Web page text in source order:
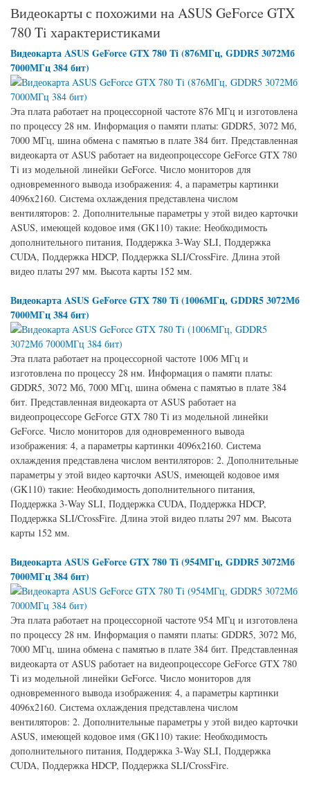
Видеокарты с похожими на ASUS GeForce GTX
780 Ti характеристиками
Видеокарта ASUS GeForce GTX 780 Ti (876МГц, GDDR5 3072Мб
7000МГц 384 бит)
Эта плата работает на процессорной частоте 876 МГц и изготовлена
по процессу 28 нм. Информация о памяти платы: GDDR5, 3072 Мб,
7000 МГц, шина обмена с памятью в плате 384 бит. Представленная
видеокарта от ASUS работает на видеопроцессоре GeForce GTX 780
Ti из модельной линейки GeForce. Число мониторов для
одновременного вывода изображения: 4, а параметры картинки
4096x2160. Система охлаждения представлена числом
вентиляторов: 2. Дополнительные параметры у этой видео карточки
ASUS, имеющей кодовое имя (GK110) такие: Необходимость
дополнительного питания, Поддержка 3-Way SLI, Поддержка
CUDA, Поддержка HDCP, Поддержка SLI/CrossFire. Длина этой
видео платы 297 мм. Высота карты 152 мм.
Видеокарта ASUS GeForce GTX 780 Ti (1006МГц, GDDR5 3072Мб
7000МГц 384 бит)
Эта плата работает на процессорной частоте 1006 МГц и
изготовлена по процессу 28 нм. Информация о памяти платы:
GDDR5, 3072 Мб, 7000 МГц, шина обмена с памятью в плате 384
бит. Представленная видеокарта от ASUS работает на
видеопроцессоре GeForce GTX 780 Ti из модельной линейки
GeForce. Число мониторов для одновременного вывода
изображения: 4, а параметры картинки 4096x2160. Система
охлаждения представлена числом вентиляторов: 2. Дополнительные
параметры у этой видео карточки ASUS, имеющей кодовое имя
(GK110) такие: Необходимость дополнительного питания,
Поддержка 3-Way SLI, Поддержка CUDA, Поддержка HDCP,
Поддержка SLI/CrossFire. Длина этой видео платы 297 мм. Высота
карты 152 мм.
Видеокарта ASUS GeForce GTX 780 Ti (954МГц, GDDR5 3072Мб
7000МГц 384 бит)
Эта плата работает на процессорной частоте 954 МГц и изготовлена
по процессу 28 нм. Информация о памяти платы: GDDR5, 3072 Мб,
7000 МГц, шина обмена с памятью в плате 384 бит. Представленная
видеокарта от ASUS работает на видеопроцессоре GeForce GTX 780
Ti из модельной линейки GeForce. Число мониторов для
одновременного вывода изображения: 4, а параметры картинки
4096x2160. Система охлаждения представлена числом
вентиляторов: 2. Дополнительные параметры у этой видео карточки
ASUS, имеющей кодовое имя (GK110) такие: Необходимость
дополнительного питания, Поддержка 3-Way SLI, Поддержка
CUDA, Поддержка HDCP, Поддержка SLI/CrossFire.